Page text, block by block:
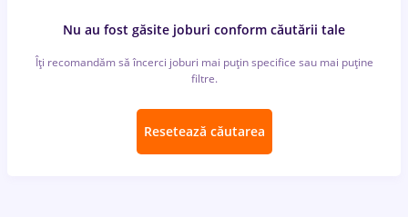
Nu au fost găsite joburi conform căutării tale
Îți recomandăm să încerci joburi mai puțin specifice sau mai puține
filtre.
Resetează căutarea